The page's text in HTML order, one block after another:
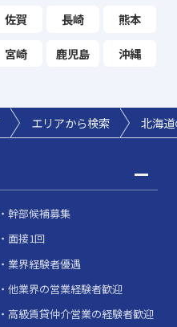
佐賀 長崎 熊本
宮崎 鹿児島 沖縄
エリアから検索 北海
幹部候補募集
面接1回
業界経験者優遇
他業界の営業経験者歓迎
高級賃貸仲介営業の経験者歓迎